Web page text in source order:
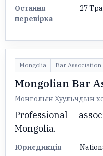
Остання
перевірка
27
Mongolia Bar Association
Mongolian Bar
Монголын Хуульчдын
Professional
Mongolia.
Юрисдикція